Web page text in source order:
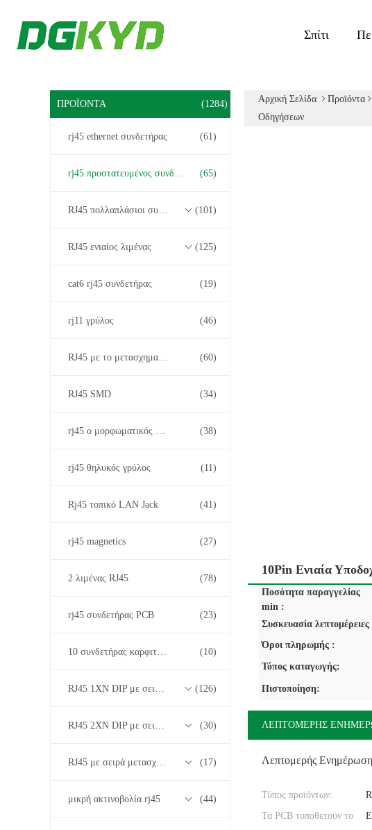
Σπίτι
ΠΡΟΪΌΝΤΑ (1284)
rj45 ethernet συνδετήρας (61)
rj45 προστατευμένος συνδετήρας (65)
RJ45 πολλαπλάσιοι συνδετήρες λιμένων (101)
RJ45 ενιαίος λιμένας (125)
cat6 rj45 συνδετήρας (19)
rj11 γρύλος (46)
RJ45 με το μετασχηματιστή (60)
RJ45 SMD (34)
rj45 ο μορφωματικός Jack (38)
rj45 θηλυκός γρύλος (11)
Rj45 τοπικό LAN Jack (41)
rj45 magnetics (27)
2 λιμένας RJ45 (78)
rj45 συνδετήρας PCB (23)
10 συνδετήρας καρφιτσών RJ45 (10)
RJ45 1XN DIP με σειρά μετασχηματιστών βάσης-T 10/100/1000M (126)
RJ45 2XN DIP με σειρά μετασχηματιστών βάσης-T 10/100/1000M (30)
RJ45 με σειρά μετασχηματιστών 2.5G/5G/10G Base-T (17)
μικρή ακτινοβολία rj45 (44)
Αρχική Σελίδα Προϊόντα
Οδηγήσεων
10Pin Ενιαία
Ποσότητα παραγγελίας
min :
Συσκευασία λεπτομέρειες
Όροι πληρωμής :
Τόπος καταγωγής:
Πιστοποίηση:
ΛΕΠΤΟΜΕΡΉΣ
Λεπτομερής Ενημέρωση
Τύπος προϊόντων:
Τα PCB τοποθετούν το